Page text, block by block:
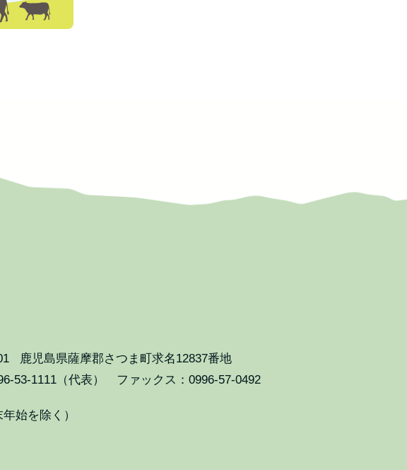
鹿児島県薩摩郡さつま町求名12837番地
53-1111（代表） ファックス：0996-57-0492
始を除く）